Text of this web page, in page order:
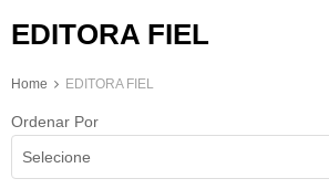
EDITORA FIEL
Home EDITORA FIEL
Ordenar Por
Selecione